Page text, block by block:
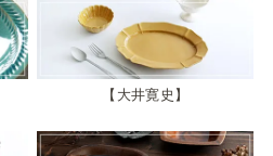
大井寛史